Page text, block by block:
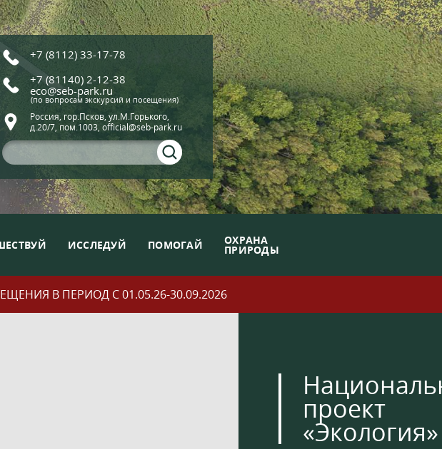
+7 (8112) 33-17-78
+7 (81140) 2-12-38
eco@seb-park.ru
(по вопросам экскурсий и посещения)
Россия, гор.Псков, ул.М.Горького,
д.20/7, пом.1003, official@seb-park.ru
ИССЛЕДУЙ ПОМОГАЙ ОХРАНА
ПРИРОДЫ
В ПЕРИОД С 01.05.26-30.09.2026
проект
«Экология»